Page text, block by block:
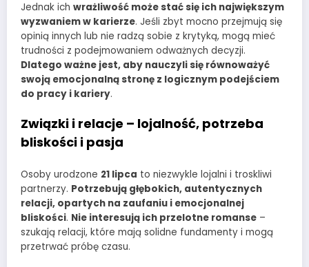
Jednak ich wrażliwość może stać się ich największym
wyzwaniem w karierze. Jeśli zbyt mocno przejmują się
opinią innych lub nie radzą sobie z krytyką, mogą mieć
trudności z podejmowaniem odważnych decyzji.
Dlatego ważne jest, aby nauczyli się równoważyć
swoją emocjonalną stronę z logicznym podejściem
do pracy i kariery.
Związki i relacje – lojalność, potrzeba
bliskości i pasja
Osoby urodzone 21 lipca to niezwykle lojalni i troskliwi
partnerzy. Potrzebują głębokich, autentycznych
relacji, opartych na zaufaniu i emocjonalnej
bliskości. Nie interesują ich przelotne romanse –
szukają relacji, które mają solidne fundamenty i mogą
przetrwać próbę czasu.